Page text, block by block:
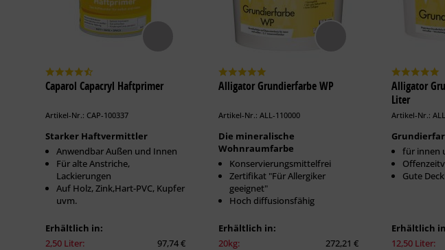
Caparol Capacryl Haftprimer
Artikel-Nr.: CAP-100337
Starker Haftvermittler
Anwendbar Außen und Innen
Für alte Anstriche,
Lackierungen
Auf Holz, Zink,Hart-PVC, Kupfer
uvm.
Erhältlich in:
2,50 Liter:
97,74 €
Alligator Grundierfarbe WP
Artikel-Nr.: ALL-110000
Die mineralische
Wohnraumfarbe
Konservierungsmittelfrei
Zertifikat "Für Allergiker
geeignet"
Hoch diffusionsfähig
Erhältlich in:
20kg:
272,21 €
Alligator
Liter
Artikel-Nr.:
für innen
Gute
Erhältlich
12,50 Liter: